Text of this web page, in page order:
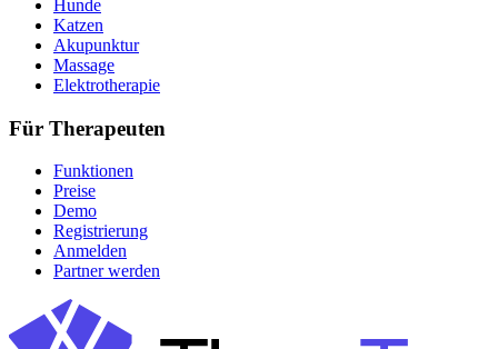
Hunde
Katzen
Akupunktur
Massage
Elektrotherapie
Für Therapeuten
Funktionen
Preise
Demo
Registrierung
Anmelden
Partner werden